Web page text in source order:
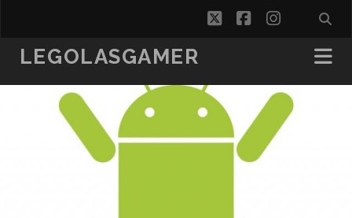
twitterfacebook
LEGOLASGAMER